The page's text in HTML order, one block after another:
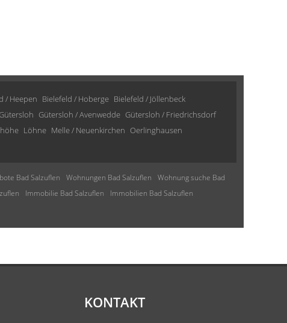
/ Heepen Bielefeld / Hoberge Bielefeld / Jöllenbeck
Gütersloh Gütersloh / Avenwedde Gütersloh / Friedrichsdorf
Löhne Melle / Neuenkirchen Oerlinghausen
Bad Salzuflen Wohnungen Bad Salzuflen
Wohnung suche Bad
Immobilie Bad Salzuflen
Immobilien Bad Salzuflen
KONTAKT